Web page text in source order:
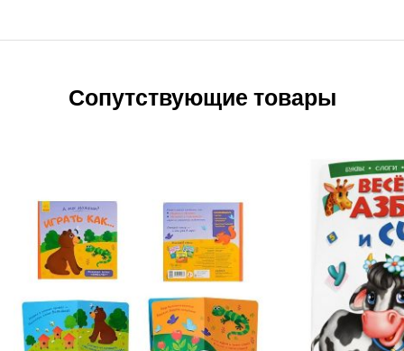
Сопутствующие товары